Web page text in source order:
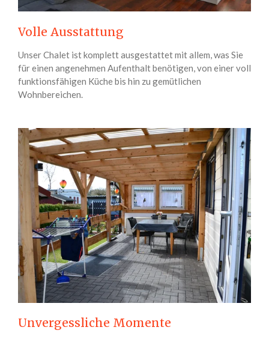
Volle Ausstattung
Unser Chalet ist komplett ausgestattet mit allem, was Sie
für einen angenehmen Aufenthalt benötigen, von einer voll
funktionsfähigen Küche bis hin zu gemütlichen
Wohnbereichen.
Unvergessliche Momente